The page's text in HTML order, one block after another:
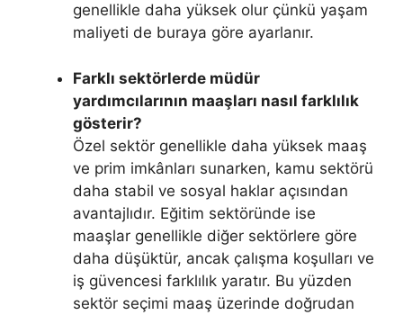
genellikle daha yüksek olur çünkü yaşam
maliyeti de buraya göre ayarlanır.
Farklı sektörlerde müdür
yardımcılarının maaşları nasıl farklılık
gösterir?
Özel sektör genellikle daha yüksek maaş
ve prim imkânları sunarken, kamu sektörü
daha stabil ve sosyal haklar açısından
avantajlıdır. Eğitim sektöründe ise
maaşlar genellikle diğer sektörlere göre
daha düşüktür, ancak çalışma koşulları ve
iş güvencesi farklılık yaratır. Bu yüzden
sektör seçimi maaş üzerinde doğrudan